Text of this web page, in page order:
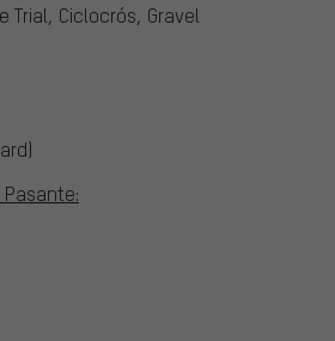
Trial, Ciclocrós, Gravel